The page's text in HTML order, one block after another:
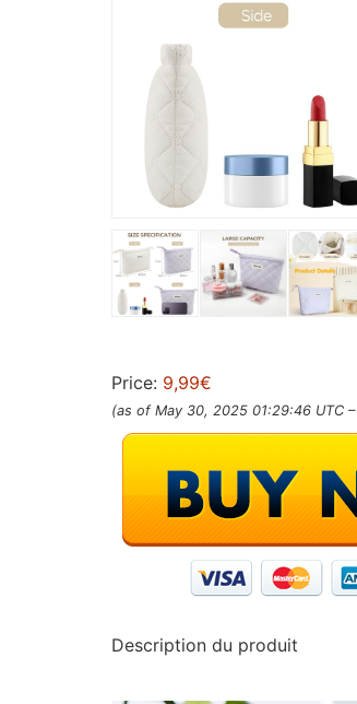
Price: 9,99€
(as of May 30, 2025 01:29:46 UTC –
Description du produit